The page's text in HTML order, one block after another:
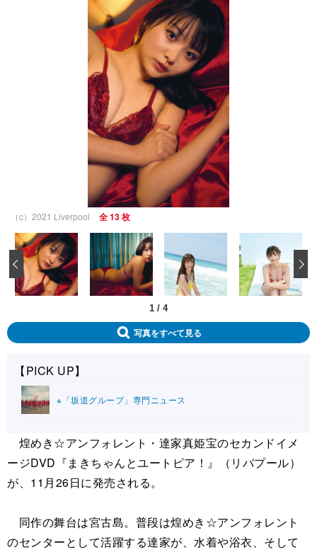
（c）2021 Liverpool 全 13 枚
1 / 4
‹
写真をすべて見る
【PICK UP】
※「坂道グループ」専門ニュース
煌めき☆アンフォレント・達家真姫宝のセカンドイメ
ージDVD『まきちゃんとユートピア！』（リバプール）
が、11月26日に発売される。
同作の舞台は宮古島。普段は煌めき☆アンフォレント
のセンターとして活躍する達家が、水着や浴衣、そして